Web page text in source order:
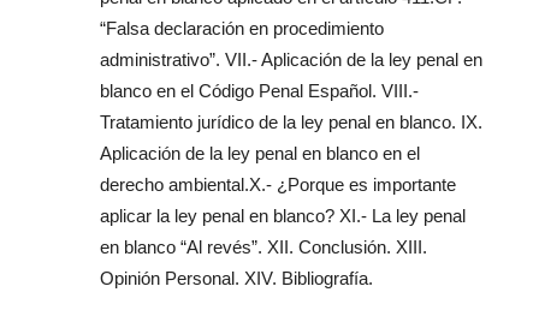
“Falsa declaración en procedimiento
administrativo”. VII.- Aplicación de la ley penal en
blanco en el Código Penal Español. VIII.-
Tratamiento jurídico de la ley penal en blanco. IX.
Aplicación de la ley penal en blanco en el
derecho ambiental.X.- ¿Porque es importante
aplicar la ley penal en blanco? XI.- La ley penal
en blanco “Al revés”. XII. Conclusión. XIII.
Opinión Personal. XIV. Bibliografía.